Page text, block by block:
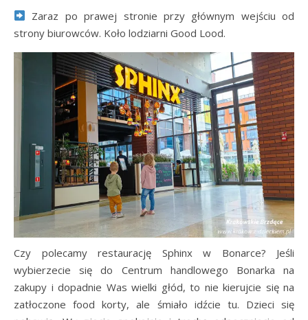
Zaraz po prawej stronie przy głównym wejściu od
strony biurowców. Koło lodziarni Good Lood.
Czy polecamy restaurację Sphinx w Bonarce? Jeśli
wybierzecie się do Centrum handlowego Bonarka na
zakupy i dopadnie Was wielki głód, to nie kierujcie się na
zatłoczone food korty, ale śmiało idźcie tu. Dzieci się